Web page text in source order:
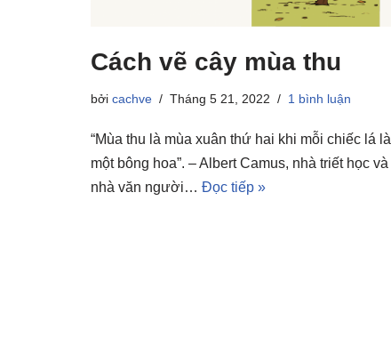
Cách vẽ cây mùa thu
bởi cachve Tháng 5 21, 2022 1 bình luận
“Mùa thu là mùa xuân thứ hai khi mỗi chiếc lá là
một bông hoa”. – Albert Camus, nhà triết học và
nhà văn người… Đọc tiếp »